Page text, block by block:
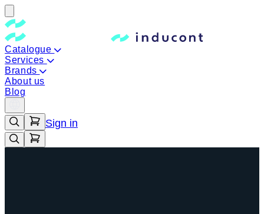
Catalogue
Services
Brands
About us
Blog
Sign in